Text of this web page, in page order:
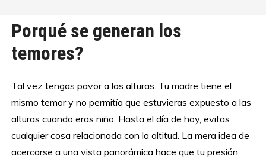
Porqué se generan los
temores?
Tal vez tengas pavor a las alturas. Tu madre tiene el
mismo temor y no permitía que estuvieras expuesto a las
alturas cuando eras niño. Hasta el día de hoy, evitas
cualquier cosa relacionada con la altitud. La mera idea de
acercarse a una vista panorámica hace que tu presión